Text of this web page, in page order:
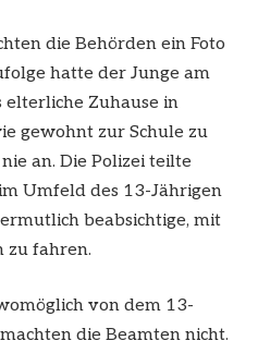
die Behörden ein Foto
hatte der Junge am
elterliche Zuhause in
gewohnt zur Schule zu
an. Die Polizei teilte
Umfeld des 13-Jährigen
beabsichtige, mit
zu fahren.
von dem 13-
die Beamten nicht.